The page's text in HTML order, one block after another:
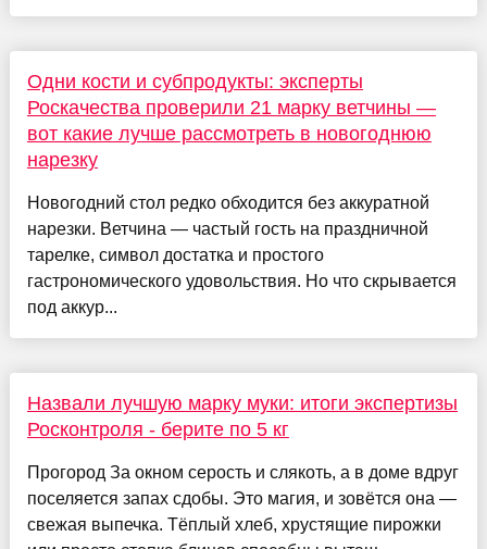
Одни кости и субпродукты: эксперты
Роскачества проверили 21 марку ветчины —
вот какие лучше рассмотреть в новогоднюю
нарезку
Новогодний стол редко обходится без аккуратной
нарезки. Ветчина — частый гость на праздничной
тарелке, символ достатка и простого
гастрономического удовольствия. Но что скрывается
под аккур...
Назвали лучшую марку муки: итоги экспертизы
Росконтроля - берите по 5 кг
Прогород За окном серость и слякоть, а в доме вдруг
поселяется запах сдобы. Это магия, и зовётся она —
свежая выпечка. Тёплый хлеб, хрустящие пирожки